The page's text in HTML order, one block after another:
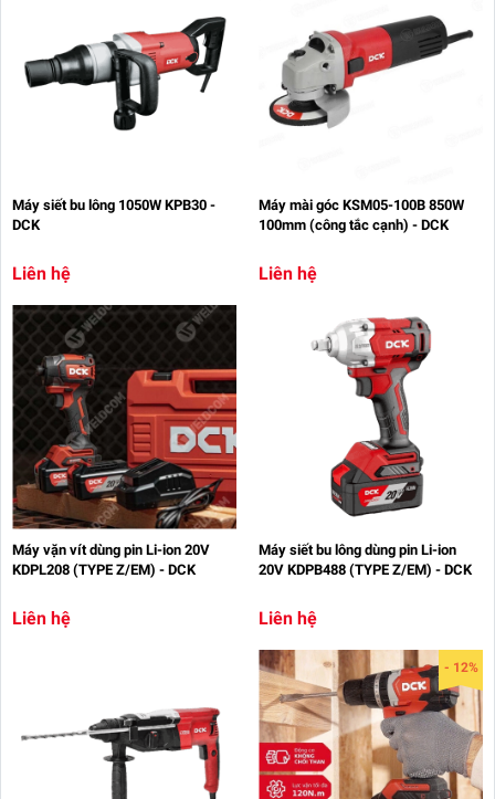
Máy siết bu lông 1050W KPB30 -
DCK
Liên hệ
Máy mài góc KSM05-100B 850W
100mm (công tắc cạnh) - DCK
Liên hệ
Máy vặn vít dùng pin Li-ion 20V
KDPL208 (TYPE Z/EM) - DCK
Liên hệ
Máy siết bu lông dùng pin Li-ion
20V KDPB488 (TYPE Z/EM) - DCK
Liên hệ
- 12%